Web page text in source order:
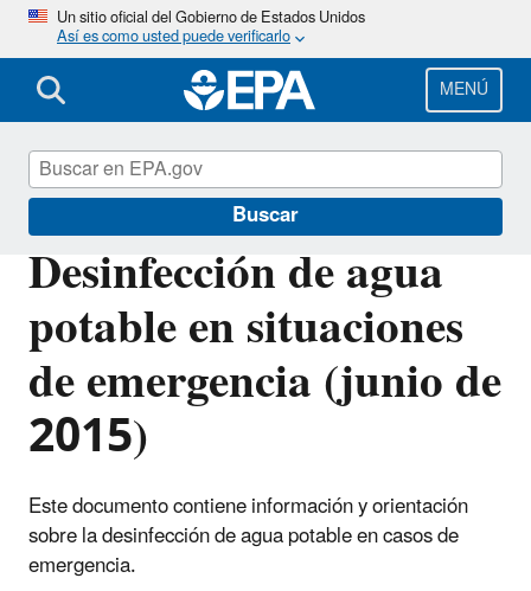
Pasar
al
contenido
principal
Un sitio oficial del Gobierno de Estados Unidos
Así es como usted puede verificarlo
MENÚ
Buscar
Desinfección de agua
potable en situaciones
de emergencia (junio de
2015)
Este documento contiene información y orientación
sobre la desinfección de agua potable en casos de
emergencia.
EPA en español